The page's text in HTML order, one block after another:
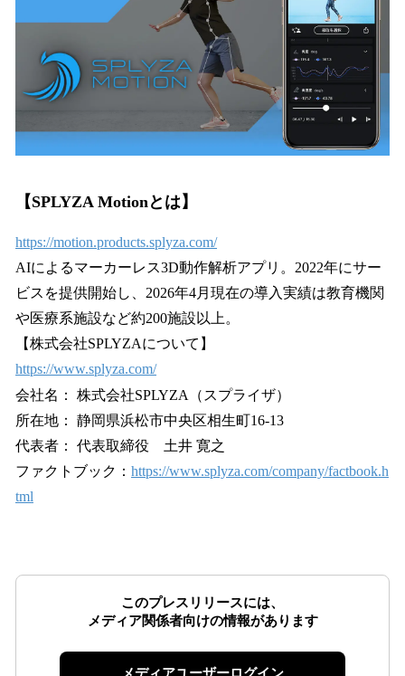
【SPLYZA Motionとは】
https://motion.products.splyza.com/
AIによるマーカーレス3D動作解析アプリ。2022年にサー
ビスを提供開始し、2026年4月現在の導入実績は教育機関
や医療系施設など約200施設以上。
【株式会社SPLYZAについて】
https://www.splyza.com/
会社名： 株式会社SPLYZA（スプライザ）
所在地： 静岡県浜松市中央区相生町16-13
代表者： 代表取締役 土井 寛之
ファクトブック： https://www.splyza.com/company/factbook.h
tml
このプレスリリースには、
メディア関係者向けの情報があります